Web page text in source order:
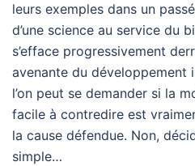
leurs exemples dans un
d’une science au service du
s’efface progressivement
avenante du développement
l’on peut se demander si la
facile à contredire est
la cause défendue. Non,
simple…